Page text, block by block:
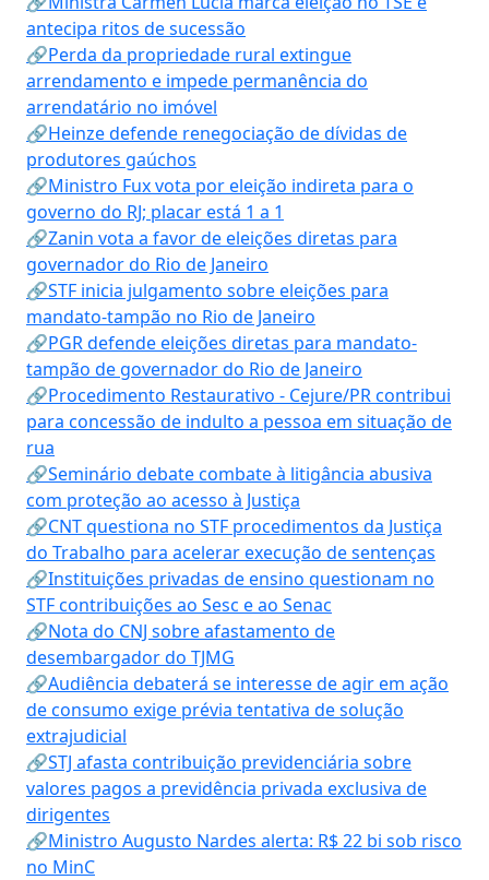
antecipa ritos de sucessão
🔗Perda da propriedade rural extingue
arrendamento e impede permanência do
arrendatário no imóvel
🔗Heinze defende renegociação de dívidas de
produtores gaúchos
🔗Ministro Fux vota por eleição indireta para o
governo do RJ; placar está 1 a 1
🔗Zanin vota a favor de eleições diretas para
governador do Rio de Janeiro
🔗STF inicia julgamento sobre eleições para
mandato-tampão no Rio de Janeiro
🔗PGR defende eleições diretas para mandato-
tampão de governador do Rio de Janeiro
🔗Procedimento Restaurativo - Cejure/PR contribui
para concessão de indulto a pessoa em situação de
rua
🔗Seminário debate combate à litigância abusiva
com proteção ao acesso à Justiça
🔗CNT questiona no STF procedimentos da Justiça
do Trabalho para acelerar execução de sentenças
🔗Instituições privadas de ensino questionam no
STF contribuições ao Sesc e ao Senac
🔗Nota do CNJ sobre afastamento de
desembargador do TJMG
🔗Audiência debaterá se interesse de agir em ação
de consumo exige prévia tentativa de solução
extrajudicial
🔗STJ afasta contribuição previdenciária sobre
valores pagos a previdência privada exclusiva de
dirigentes
🔗Ministro Augusto Nardes alerta: R$ 22 bi sob risco
no MinC